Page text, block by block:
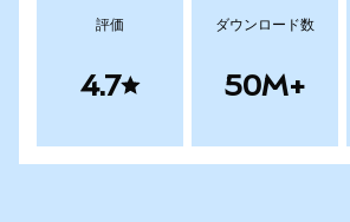
評価
4.7
ダウンロード数
50M+